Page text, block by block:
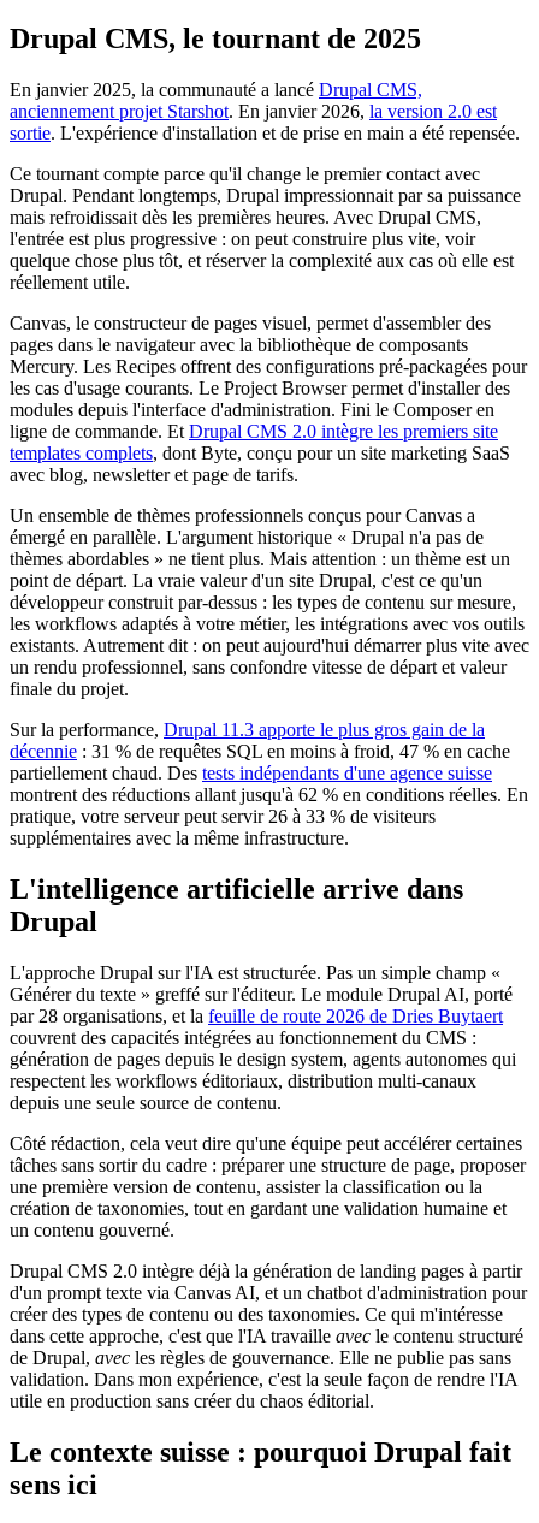
Drupal CMS, le tournant de 2025
En janvier 2025, la communauté a lancé Drupal CMS,
anciennement projet Starshot. En janvier 2026, la version 2.0 est
sortie. L'expérience d'installation et de prise en main a été repensée.
Ce tournant compte parce qu'il change le premier contact avec
Drupal. Pendant longtemps, Drupal impressionnait par sa puissance
mais refroidissait dès les premières heures. Avec Drupal CMS,
l'entrée est plus progressive : on peut construire plus vite, voir
quelque chose plus tôt, et réserver la complexité aux cas où elle est
réellement utile.
Canvas, le constructeur de pages visuel, permet d'assembler des
pages dans le navigateur avec la bibliothèque de composants
Mercury. Les Recipes offrent des configurations pré-packagées pour
les cas d'usage courants. Le Project Browser permet d'installer des
modules depuis l'interface d'administration. Fini le Composer en
ligne de commande. Et Drupal CMS 2.0 intègre les premiers site
templates complets, dont Byte, conçu pour un site marketing SaaS
avec blog, newsletter et page de tarifs.
Un ensemble de thèmes professionnels conçus pour Canvas a
émergé en parallèle. L'argument historique « Drupal n'a pas de
thèmes abordables » ne tient plus. Mais attention : un thème est un
point de départ. La vraie valeur d'un site Drupal, c'est ce qu'un
développeur construit par-dessus : les types de contenu sur mesure,
les workflows adaptés à votre métier, les intégrations avec vos outils
existants. Autrement dit : on peut aujourd'hui démarrer plus vite avec
un rendu professionnel, sans confondre vitesse de départ et valeur
finale du projet.
Sur la performance, Drupal 11.3 apporte le plus gros gain de la
décennie : 31 % de requêtes SQL en moins à froid, 47 % en cache
partiellement chaud. Des tests indépendants d'une agence suisse
montrent des réductions allant jusqu'à 62 % en conditions réelles. En
pratique, votre serveur peut servir 26 à 33 % de visiteurs
supplémentaires avec la même infrastructure.
L'intelligence artificielle arrive dans
Drupal
L'approche Drupal sur l'IA est structurée. Pas un simple champ «
Générer du texte » greffé sur l'éditeur. Le module Drupal AI, porté
par 28 organisations, et la feuille de route 2026 de Dries Buytaert
couvrent des capacités intégrées au fonctionnement du CMS :
génération de pages depuis le design system, agents autonomes qui
respectent les workflows éditoriaux, distribution multi-canaux
depuis une seule source de contenu.
Côté rédaction, cela veut dire qu'une équipe peut accélérer certaines
tâches sans sortir du cadre : préparer une structure de page, proposer
une première version de contenu, assister la classification ou la
création de taxonomies, tout en gardant une validation humaine et
un contenu gouverné.
Drupal CMS 2.0 intègre déjà la génération de landing pages à partir
d'un prompt texte via Canvas AI, et un chatbot d'administration pour
créer des types de contenu ou des taxonomies. Ce qui m'intéresse
dans cette approche, c'est que l'IA travaille avec le contenu structuré
de Drupal, avec les règles de gouvernance. Elle ne publie pas sans
validation. Dans mon expérience, c'est la seule façon de rendre l'IA
utile en production sans créer du chaos éditorial.
Le contexte suisse : pourquoi Drupal fait
sens ici